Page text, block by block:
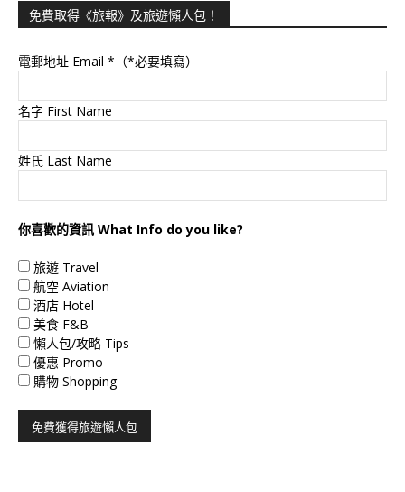
免費取得《旅報》及旅遊懶人包！
電郵地址 Email *（*必要填寫）
名字 First Name
姓氏 Last Name
你喜歡的資訊 What Info do you like?
旅遊 Travel
航空 Aviation
酒店 Hotel
美食 F&B
懶人包/攻略 Tips
優惠 Promo
購物 Shopping